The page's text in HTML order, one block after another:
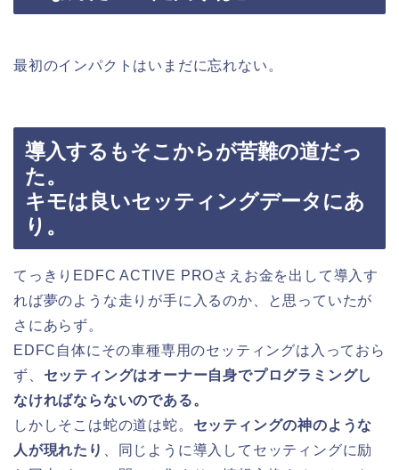
最初のインパクトはいまだに忘れない。
導入するもそこからが苦難の道だっ
た。
キモは良いセッティングデータにあ
り。
てっきりEDFC ACTIVE PROさえお金を出して導入す
れば夢のような走りが手に入るのか、と思っていたが
さにあらず。
EDFC自体にその車種専用のセッティングは入っておら
ず、 セッティングはオーナー自身でプログラミングし
なければならないのである。
しかしそこは蛇の道は蛇。 セッティングの神のような
人が現れたり
、同じように導入してセッティングに励